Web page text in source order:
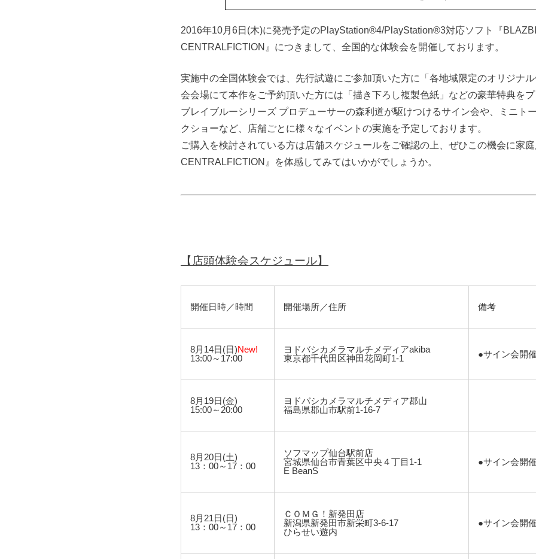
2016年10月6日(木)に発売予定のPlayStation®4/PlayStation®3対応ソフト『
CENTRALFICTION』につきまして、全国的な体験会を開催しております。
実施中の全国体験会では、先行試遊にご参加頂いた方に「各地域限定のオリジナ
会会場にて本作をご予約頂いた方には「描き下ろし複製色紙」などの豪華特典をプ
ブレイブルーシリーズ プロデューサーの森利道が駆けつけるサイン会や、ミニト
クショーなど、店舗ごとに様々なイベントの実施を予定しております。
ご購入を検討されている方は店舗スケジュールをご確認の上、ぜひこの機会に家
CENTRALFICTION』を体感してみてはいかがでしょうか。
【店頭体験会スケジュール】
開催日時／時間 開催場所／住所 備考
8月14日(日)New!
13:00～17:00
ヨドバシカメラマルチメディアakiba
東京都千代田区神田花岡町1-1
●サイン会開
8月19日(金)
15:00～20:00
ヨドバシカメラマルチメディア郡山
福島県郡山市駅前1-16-7
8月20日(土)
13：00～17：00
ソフマップ仙台駅前店
宮城県仙台市青葉区中央４丁目1-1
E BeanS
●サイン会開
8月21日(日)
13：00～17：00
ＣＯＭＧ！新発田店
新潟県新発田市新栄町3-6-17
ひらせい遊内
●サイン会開